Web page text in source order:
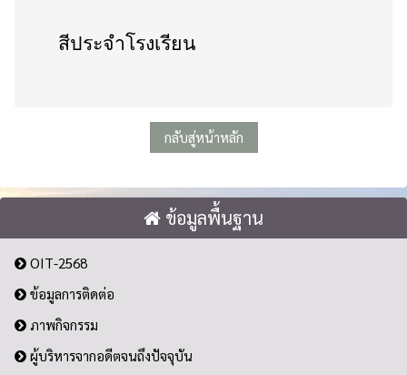
สีประจำโรงเรียน
กลับสู่หน้าหลัก
ข้อมูลพื้นฐาน
OIT-2568
ข้อมูลการติดต่อ
ภาพกิจกรรม
ผู้บริหารจากอดีตจนถึงปัจจุบัน